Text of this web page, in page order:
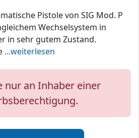
Pistole von SIG Mod. P
Wechselsystem in
in sehr gutem Zustand.
...weiterlesen
nur an Inhaber einer